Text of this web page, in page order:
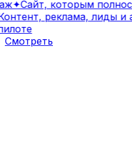
✦Сайт, которым
реклама, лиды и
Смотреть